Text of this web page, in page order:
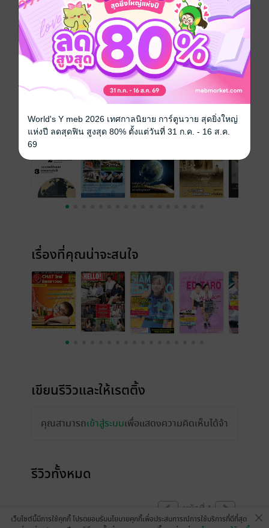
ประเภทไฟล์ pdf
วันที่วางขาย 07 กุมภาพันธ์ 2556
ความยาว 39 หน้า
ราคาปก
ฉบับย้อนหลัง ดูทั้งหมด
เรื่องที่คุณน่าจะสนใจ
เขียนรีวิวและให้เรตติ้ง
คุณสามารถเข้าสู่ระบบเพื่อแสดงความคิดเห็นได้จ้า
รีวิวทั้งหมด
หน้าที่ 1
เว็บไซต์นี้มีการใช้คุกกี้ โปรดยอมรับนโยบายคุกกี้เพื่อประสบการณ์การใช้บริการที่ดีที่สุด
World's Y meb 2026 เทศกาลนิยาย การ์ตูนวาย สุดยิ่งใหญ่
แห่งปี ลดสุดฟิน สูงสุด 80% ตั้งแต่วันที่ 31 ก.ค. - 16 ส.ค.
69